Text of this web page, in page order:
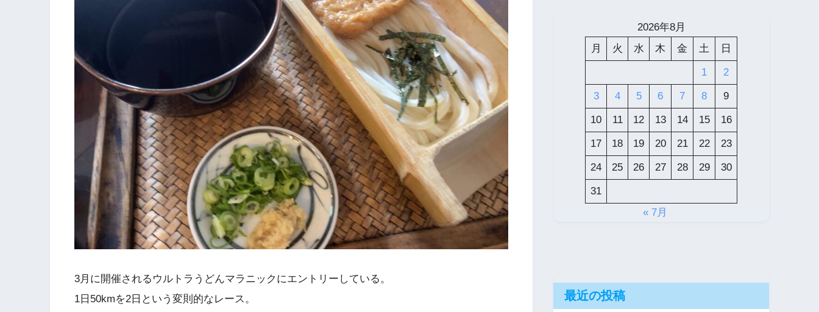
3月に開催されるウルトラうどんマラニックにエントリーしている。
1日50kmを2日という変則的なレース。
2026年8月
月
火 水 木 金 土 日
1 2
3 4 5 6 7 8 9
10 11 12 13 14 15 16
17 18 19 20 21 22 23
24 25 26 27 28 29 30
31
« 7月
最近の投稿